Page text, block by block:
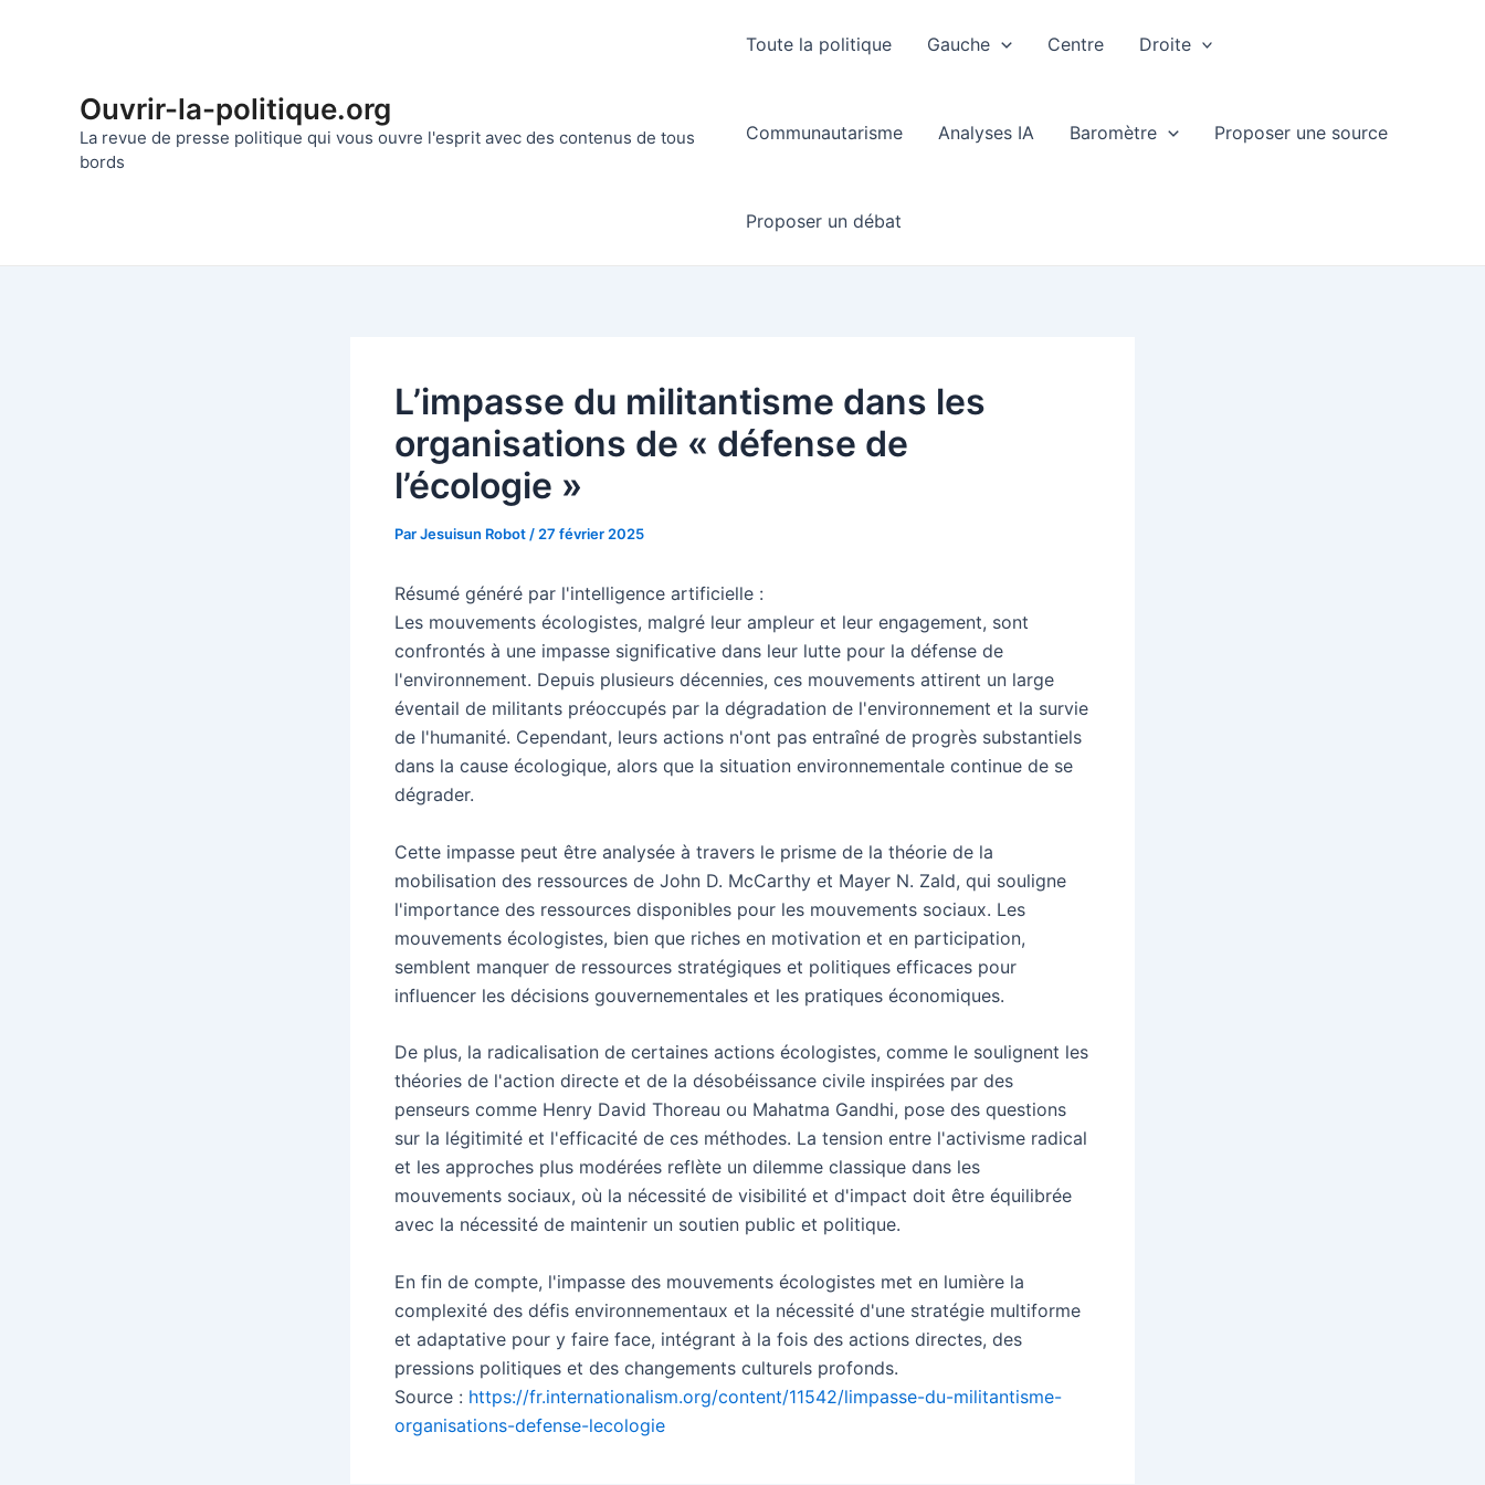
Ouvrir-la-politique.org
La revue de presse politique qui vous ouvre l'esprit avec des contenus de tous
bords
Toute la politique Gauche Centre Droite
Communautarisme Analyses IA Baromètre Proposer une source
Proposer un débat
L’impasse du militantisme dans les
organisations de « défense de
l’écologie »
ParJesuisun Robot / 27 février 2025
Résumé généré par l'intelligence artificielle :
Les mouvements écologistes, malgré leur ampleur et leur engagement, sont
confrontés à une impasse significative dans leur lutte pour la défense de
l'environnement. Depuis plusieurs décennies, ces mouvements attirent un large
éventail de militants préoccupés par la dégradation de l'environnement et la survie
de l'humanité. Cependant, leurs actions n'ont pas entraîné de progrès substantiels
dans la cause écologique, alors que la situation environnementale continue de se
dégrader.
Cette impasse peut être analysée à travers le prisme de la théorie de la
mobilisation des ressources de John D. McCarthy et Mayer N. Zald, qui souligne
l'importance des ressources disponibles pour les mouvements sociaux. Les
mouvements écologistes, bien que riches en motivation et en participation,
semblent manquer de ressources stratégiques et politiques efficaces pour
influencer les décisions gouvernementales et les pratiques économiques.
De plus, la radicalisation de certaines actions écologistes, comme le soulignent les
théories de l'action directe et de la désobéissance civile inspirées par des
penseurs comme Henry David Thoreau ou Mahatma Gandhi, pose des questions
sur la légitimité et l'efficacité de ces méthodes. La tension entre l'activisme radical
et les approches plus modérées reflète un dilemme classique dans les
mouvements sociaux, où la nécessité de visibilité et d'impact doit être équilibrée
avec la nécessité de maintenir un soutien public et politique.
En fin de compte, l'impasse des mouvements écologistes met en lumière la
complexité des défis environnementaux et la nécessité d'une stratégie multiforme
et adaptative pour y faire face, intégrant à la fois des actions directes, des
pressions politiques et des changements culturels profonds.
Source : https://fr.internationalism.org/content/11542/limpasse-du-militantisme-
organisations-defense-lecologie